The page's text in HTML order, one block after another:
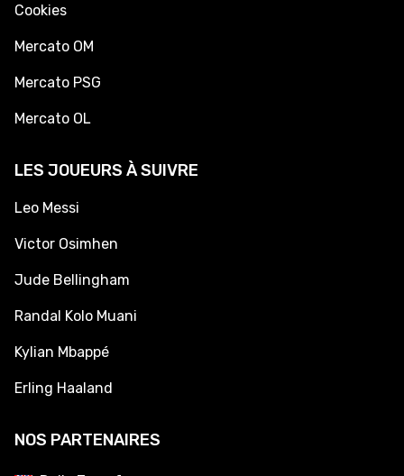
Cookies
Mercato OM
Mercato PSG
Mercato OL
LES JOUEURS À SUIVRE
Leo Messi
Victor Osimhen
Jude Bellingham
Randal Kolo Muani
Kylian Mbappé
Erling Haaland
NOS PARTENAIRES